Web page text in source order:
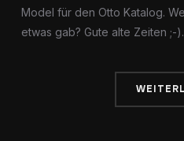
Model für den Otto Katalog.
etwas gab? Gute alte Zeiten ;-